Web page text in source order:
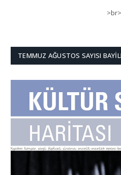
>br>
TEMMUZ AĞUSTOS SAYISI